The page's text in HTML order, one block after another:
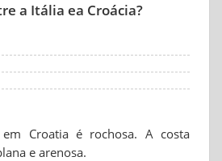
a Itália ea Croácia?
Croatia é rochosa. A costa
e arenosa.